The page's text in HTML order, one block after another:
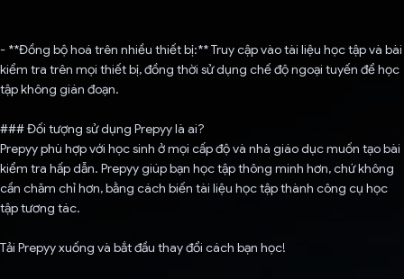
- **Đồng bộ hoá trên nhiều thiết bị:** Truy cập vào tài liệu học tập và bài
kiểm tra trên mọi thiết bị, đồng thời sử dụng chế độ ngoại tuyến để học
tập không gián đoạn.
### Đối tượng sử dụng Prepyy là ai?
Prepyy phù hợp với học sinh ở mọi cấp độ và nhà giáo dục muốn tạo bài
kiểm tra hấp dẫn. Prepyy giúp bạn học tập thông minh hơn, chứ không
cần chăm chỉ hơn, bằng cách biến tài liệu học tập thành công cụ học
tập tương tác.
Tải Prepyy xuống và bắt đầu thay đổi cách bạn học!